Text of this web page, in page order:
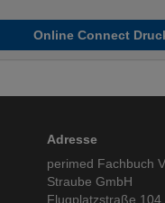
Online Connect
Adresse
perimed Fachbuch
Straube GmbH
Flugplatzstraße 104